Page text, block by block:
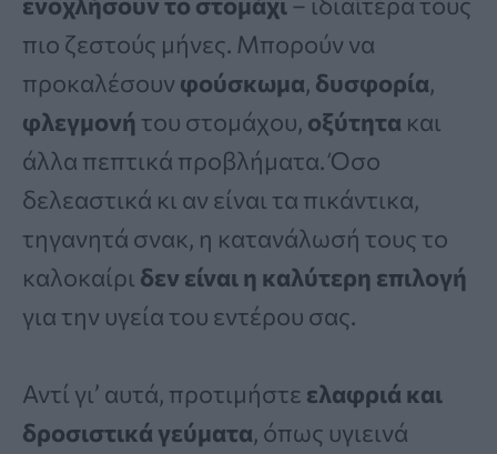
πιο ζεστούς μήνες. Μπορούν να
προκαλέσουν φούσκωμα, δυσφορία,
φλεγμονή του στομάχου, οξύτητα και
άλλα πεπτικά προβλήματα. Όσο
δελεαστικά κι αν είναι τα πικάντικα,
τηγανητά σνακ, η κατανάλωσή τους το
καλοκαίρι δεν είναι η καλύτερη επιλογή
για την υγεία του εντέρου σας.
Αντί γι’ αυτά, προτιμήστε ελαφριά και
δροσιστικά γεύματα, όπως υγιεινά